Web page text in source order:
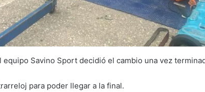
Savino Sport decidió el cambio una vez
para poder llegar a la final.